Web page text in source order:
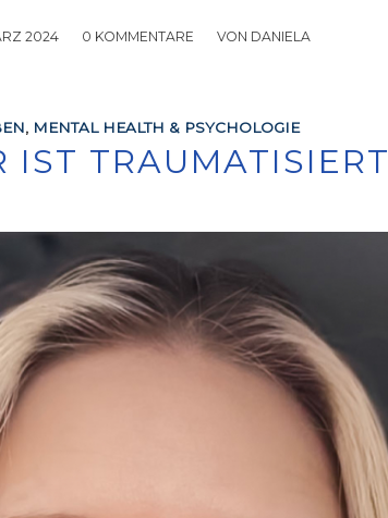
2024
/ 0 KOMMENTARE
/ VON DANIELA
, MENTAL HEALTH & PSYCHOLOGIE
IST TRAUMATISIERT